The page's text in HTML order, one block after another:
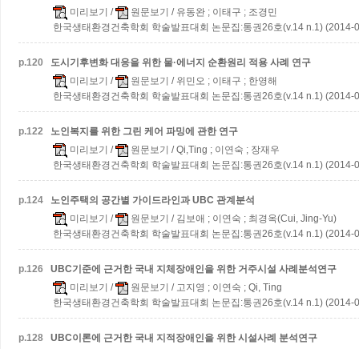
미리보기 / 원문보기 / 유동완 ; 이태구 ; 조경민
한국생태환경건축학회 학술발표대회 논문집:통권26호(v.14 n.1) (2014-
p.120
도시기후변화 대응을 위한 물·에너지 순환원리 적용 사례 연구
미리보기 / 원문보기 / 위민오 ; 이태구 ; 한영해
한국생태환경건축학회 학술발표대회 논문집:통권26호(v.14 n.1) (2014-
p.122
노인복지를 위한 그린 케어 파밍에 관한 연구
미리보기 / 원문보기 / Qi,Ting ; 이연숙 ; 장재우
한국생태환경건축학회 학술발표대회 논문집:통권26호(v.14 n.1) (2014-
p.124
노인주택의 공간별 가이드라인과 UBC 관계분석
미리보기 / 원문보기 / 김보애 ; 이연숙 ; 최경옥(Cui, Jing-Yu)
한국생태환경건축학회 학술발표대회 논문집:통권26호(v.14 n.1) (2014-
p.126
UBC기준에 근거한 국내 지체장애인을 위한 거주시설 사례분석연구
미리보기 / 원문보기 / 고지영 ; 이연숙 ; Qi, Ting
한국생태환경건축학회 학술발표대회 논문집:통권26호(v.14 n.1) (2014-
p.128
UBC이론에 근거한 국내 지적장애인을 위한 시설사례 분석연구